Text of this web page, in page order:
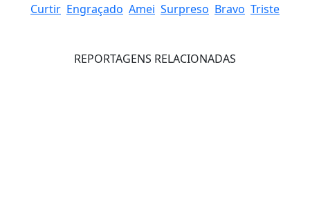
Curtir Engraçado Amei Surpreso Bravo Triste
REPORTAGENS RELACIONADAS